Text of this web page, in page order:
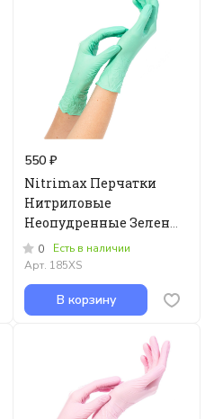
550 ₽
Nitrimax Перчатки
Нитриловые
Неопудренные Зеленые
размер - XS - 100шт
0
Есть в наличии
Арт. 185XS
В корзину